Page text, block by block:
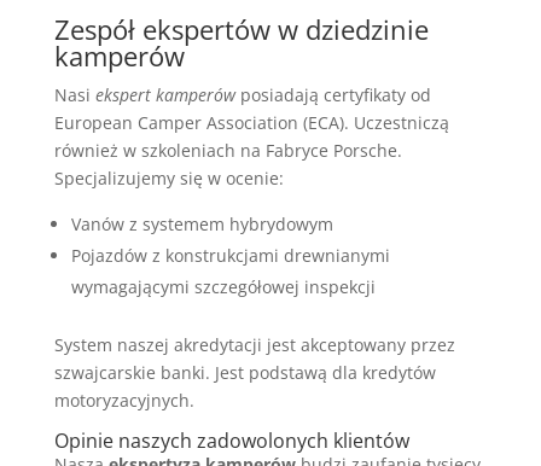
Zespół ekspertów w dziedzinie
kamperów
Nasi ekspert kamperówposiadają certyfikaty od
European Camper Association (ECA). Uczestniczą
również w szkoleniach na Fabryce Porsche.
Specjalizujemy się w ocenie:
Vanów z systemem hybrydowym
Pojazdów z konstrukcjami drewnianymi
wymagającymi szczegółowej inspekcji
System naszej akredytacji jest akceptowany przez
szwajcarskie banki. Jest podstawą dla kredytów
motoryzacyjnych.
Opinie naszych zadowolonych klientów